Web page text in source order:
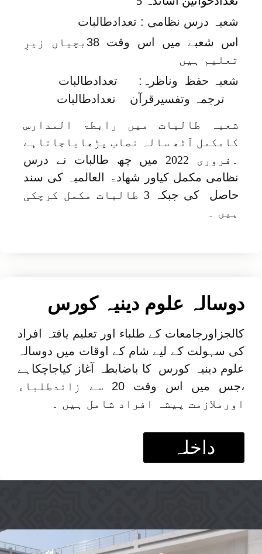
شعبہ درس نظامی : تعدادطالبات
اس شعبے میں اس وقت 38بچیاں زیرِ
تعلیم ہیں
شعبہ حفظ وناظرہ: تعدادطالبات
ترجمہ وتفسیرقرآن تعدادطالبات
شعبہ طالبات میں رابطۃ المدارس
کامکمل آٹھ سالہ نصاب پڑھایاجاتاہے
۔فروری 2022 میں چھ طالبات نے درس
نظامی مکمل کیاور شھادۃ العالمیہ کی سند
حاصل کی جبکہ 3 طالبات مکمل کرچکی
ہیں ۔
دوسالہ علوم دینیہ کورس
کالجزاورجامعات کے طلباء اور تعلیم یافتہ افراد
کی سہولت کے لیے شام کے اوقات میں دوسالہ
علوم دینیہ کورس کا باضابطہ آغاز کیاجاچکاہے
،جس میں اس وقت 20 سے زائدطلباء
اورملازمت پیشہ افراد شامل ہیں ۔
داخلہ